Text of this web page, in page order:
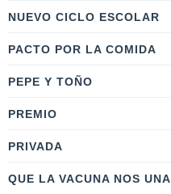
NUEVO CICLO ESCOLAR
PACTO POR LA COMIDA
PEPE Y TOÑO
PREMIO
PRIVADA
QUE LA VACUNA NOS UNA